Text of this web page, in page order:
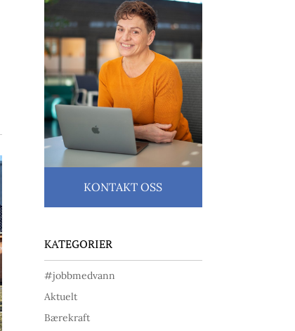
KONTAKT OSS
KATEGORIER
#jobbmedvann
Aktuelt
Bærekraft